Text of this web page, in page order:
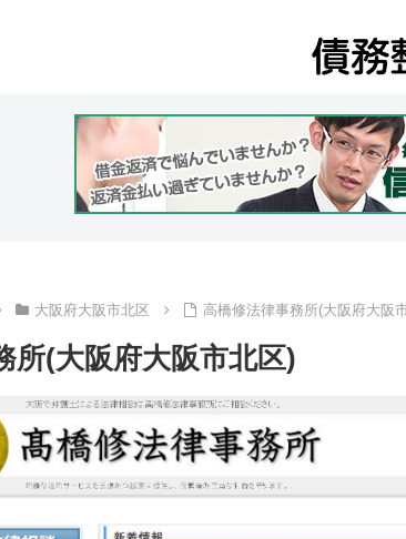
大阪府大阪市北区 高橋修法律事務所(大阪府大阪
所(大阪府大阪市北区)